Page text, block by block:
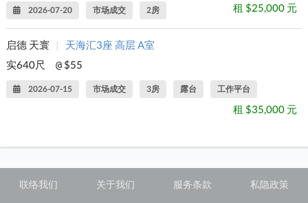
2026-07-20 市场成交 2房 租 $25,000 元
启德 天寰 |
天海汇3座 高层 A室
实640尺
@ $55
2026-07-15 市场成交 3房 露台 工作平台
租 $35,000 元
联络我们 关于我们 服务条款 私隐政策